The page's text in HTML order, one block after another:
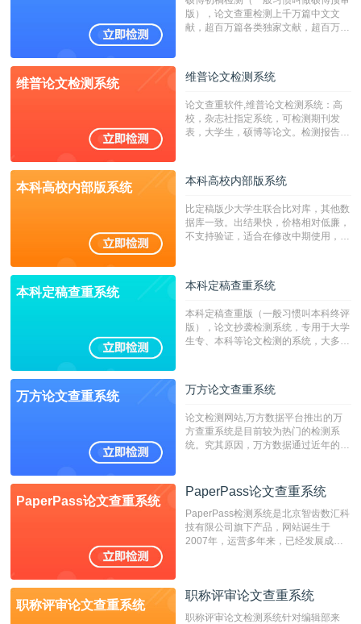
版），论文查重检测上千万篇中文文
献，超百万篇各类独家文献，超百万港
校用来检测硕博论文的系统，检测范围
广，数据来源真实，检测算法合理!本
字符数30万）
维普论文检测系统 维普论文检测系统
论文查重软件,维普论文检测系统：高
校，杂志社指定系统，可检测期刊发
表，大学生，硕博等论文。检测报告支
本科高校内部版系统 本科高校内部版系统
比定稿版少大学生联合比对库，其他数
据库一致。出结果快，价格相对低廉，
不支持验证，适合在修改中期使用，定
本科定稿查重系统 本科定稿查重系统
本科定稿查重版（一般习惯叫本科终评
版），论文抄袭检测系统，专用于大学
生专、本科等论文检测的系统，大多数
万方论文查重系统 万方论文查重系统
论文检测网站,万方数据平台推出的万
方查重系统是目前较为热门的检测系
统。究其原因，万方数据通过近年的发
检测系统，其真实性和权威性无可厚
非。其次，相对于知网而言，万方检测
费用少，上手容易，是学生初次论文查
重的推荐系统。
PaperPass论文查重系统
PaperPass论文查重系统
PaperPass检测系统是北京智齿数汇科
技有限公司旗下产品，网站诞生于
2007年，运营多年来，已经发展成为
检测速度快、精度高，市场反映良好。
职称评审论文查重系统
职称评审论文查重系统
职称评审论文检测系统针对编辑部来